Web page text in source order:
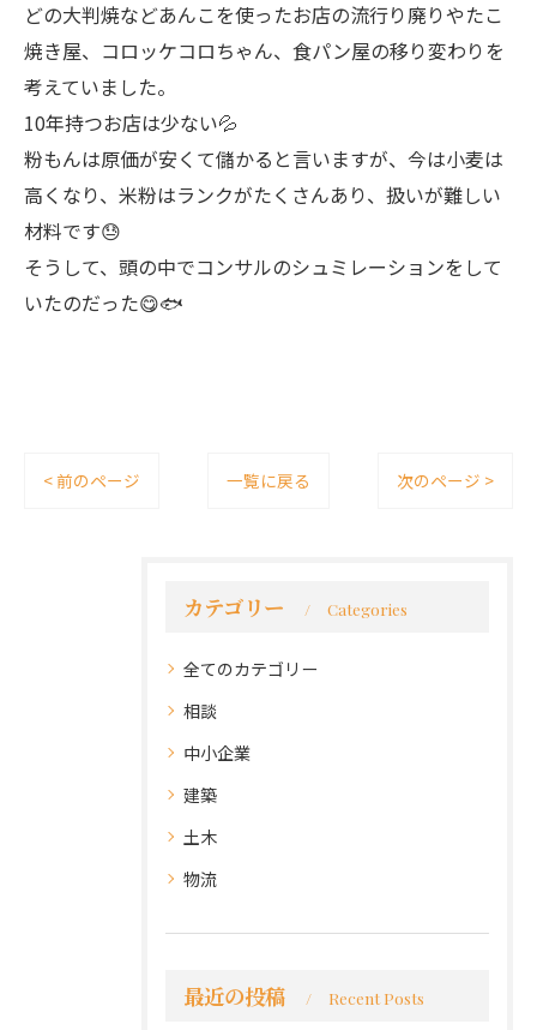
どの大判焼などあんこを使ったお店の流行り廃りやたこ
焼き屋、コロッケコロちゃん、食パン屋の移り変わりを
考えていました。
10年持つお店は少ない💦
粉もんは原価が安くて儲かると言いますが、今は小麦は
高くなり、米粉はランクがたくさんあり、扱いが難しい
材料です😓
そうして、頭の中でコンサルのシュミレーションをして
いたのだった😋🐟
< 前のページ 一覧に戻る 次のページ >
カテゴリー Categories
全てのカテゴリー
相談
中小企業
建築
土木
物流
最近の投稿 Recent Posts